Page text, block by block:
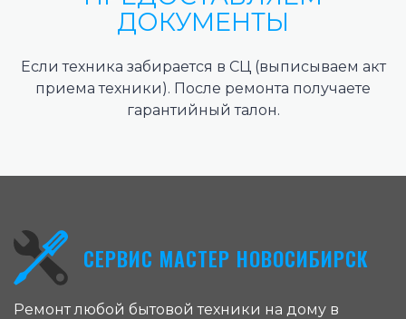
ДОКУМЕНТЫ
Если техника забирается в СЦ (выписываем акт
приема техники). После ремонта получаете
гарантийный талон.
СЕРВИС МАСТЕР НОВОСИБИРСК
Ремонт любой бытовой техники на дому в